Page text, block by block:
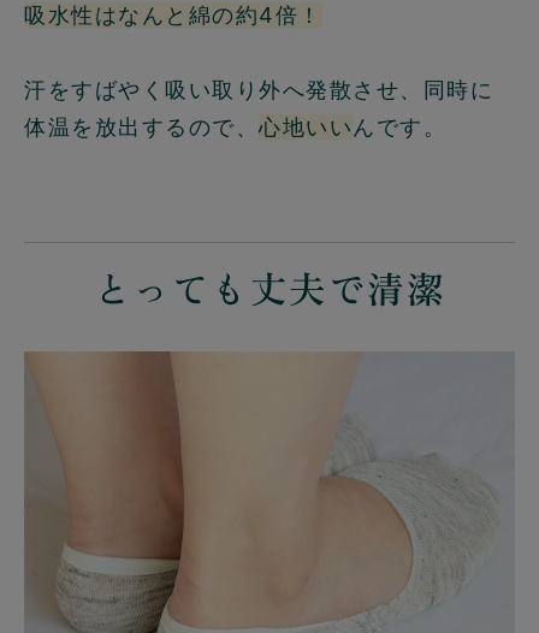
吸水性はなんと綿の約4倍！
汗をすばやく吸い取り外へ発散させ、同時に
体温を放出するので、 心地いいんです。
とっても丈夫で清潔